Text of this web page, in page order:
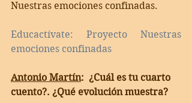
Nuestras emociones confinadas.
Educactívate: Proyecto Nuestras
emociones confinadas
Antonio Martín:  ¿Cuál es tu cuarto
cuento?. ¿Qué evolución muestra?